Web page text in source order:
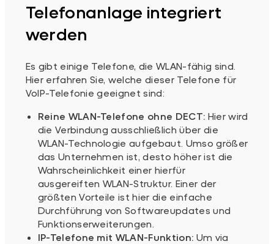
Telefonanlage integriert
werden
Es gibt einige Telefone, die WLAN-fähig sind.
Hier erfahren Sie, welche dieser Telefone für
VoIP-Telefonie geeignet sind:
Reine WLAN-Telefone ohne DECT: Hier wird
die Verbindung ausschließlich über die
WLAN-Technologie aufgebaut. Umso größer
das Unternehmen ist, desto höher ist die
Wahrscheinlichkeit einer hierfür
ausgereiften WLAN-Struktur. Einer der
größten Vorteile ist hier die einfache
Durchführung von Softwareupdates und
Funktionserweiterungen.
IP-Telefone mit WLAN-Funktion: Um via